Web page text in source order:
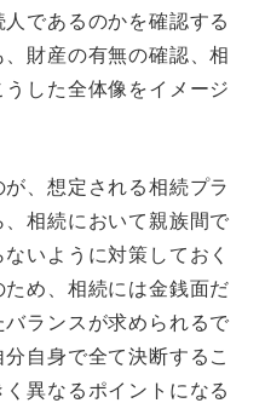
であるのかを確認する
財産の有無の確認、相
した全体像をイメージ
、想定される相続プラ
相続において親族間で
いように対策しておく
め、相続には金銭面だ
ランスが求められるで
自身で全て決断するこ
異なるポイントになる